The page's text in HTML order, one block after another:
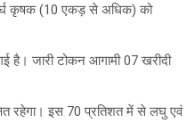
कृषक (10 एकड़ से अधिक) को
है। जारी टोकन आगामी 07 खरीदी
रहेगा। इस 70 प्रतिशत में से लघु एवं